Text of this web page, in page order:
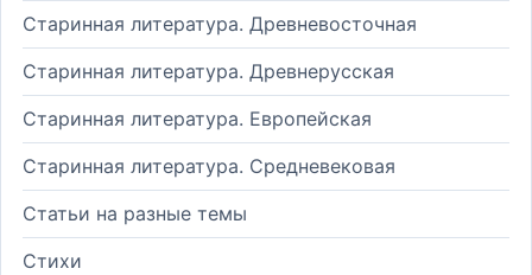
Старинная литература. Древневосточная
Старинная литература. Древнерусская
Старинная литература. Европейская
Старинная литература. Средневековая
Статьи на разные темы
Стихи